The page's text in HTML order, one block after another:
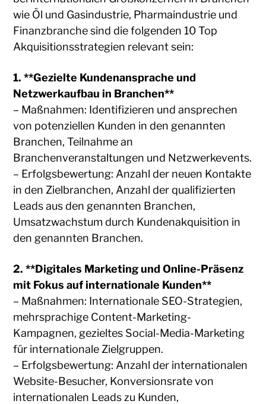
wie Öl und Gasindustrie, Pharmaindustrie und
Finanzbranche sind die folgenden 10 Top
Akquisitionsstrategien relevant sein:
1. **Gezielte Kundenansprache und
Netzwerkaufbau in Branchen**
– Maßnahmen: Identifizieren und ansprechen
von potenziellen Kunden in den genannten
Branchen, Teilnahme an
Branchenveranstaltungen und Netzwerkevents.
– Erfolgsbewertung: Anzahl der neuen Kontakte
in den Zielbranchen, Anzahl der qualifizierten
Leads aus den genannten Branchen,
Umsatzwachstum durch Kundenakquisition in
den genannten Branchen.
2. **Digitales Marketing und Online-Präsenz
mit Fokus auf internationale Kunden**
– Maßnahmen: Internationale SEO-Strategien,
mehrsprachige Content-Marketing-
Kampagnen, gezieltes Social-Media-Marketing
für internationale Zielgruppen.
– Erfolgsbewertung: Anzahl der internationalen
Website-Besucher, Konversionsrate von
internationalen Leads zu Kunden,